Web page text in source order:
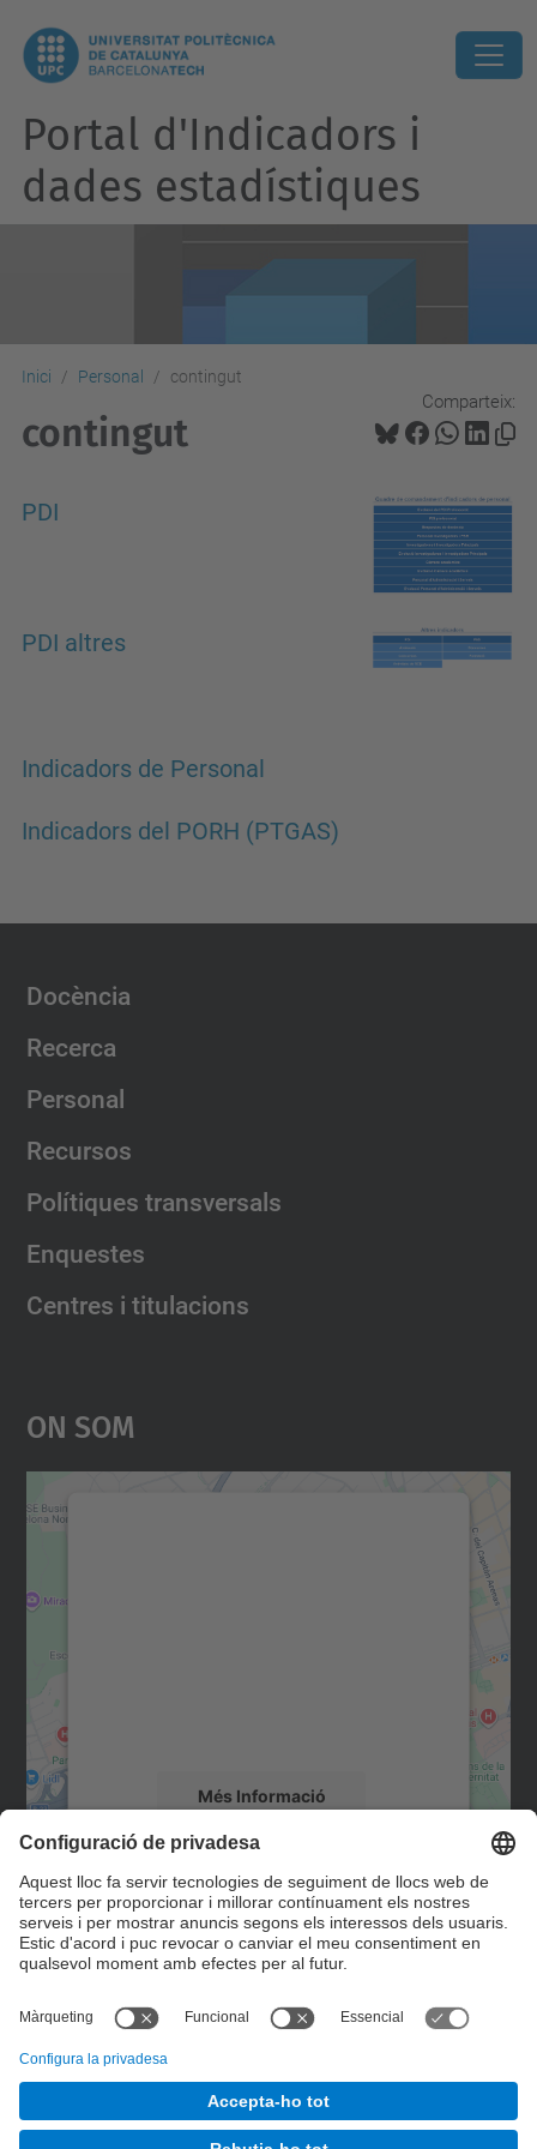
Portal d'Indicadors i
dades estadístiques
Inici Personal contingut
Comparteix:
contingut
PDI
PDI altres
Indicadors de Personal
Indicadors del PORH (PTGAS)
Docència
Recerca
Personal
Recursos
Polítiques transversals
Enquestes
Centres i titulacions
On Som
Més Informació
powered byUsercentrics Consent
Management Platform
Contacte
Formulari de contacte